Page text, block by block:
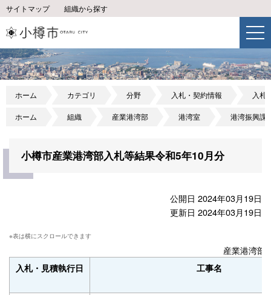
サイトマップ 組織から探す
ホーム カテゴリ 分野 入札・契約情報 入札
ホーム 組織 産業港湾部 港湾室 港湾振興課
小樽市産業港湾部入札等結果令和5年10月分
公開日 2024年03月19日
更新日 2024年03月19日
産業港湾部
入札・見積執行日 工事名